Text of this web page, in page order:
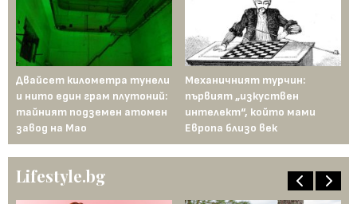
Двайсет километра тунели
и нито един грам плутоний:
тайният подземен атомен
завод на Мао
Механичният турчин:
първият „изкуствен
интелект“, който мами
Европа близо век
Lifestyle.bg